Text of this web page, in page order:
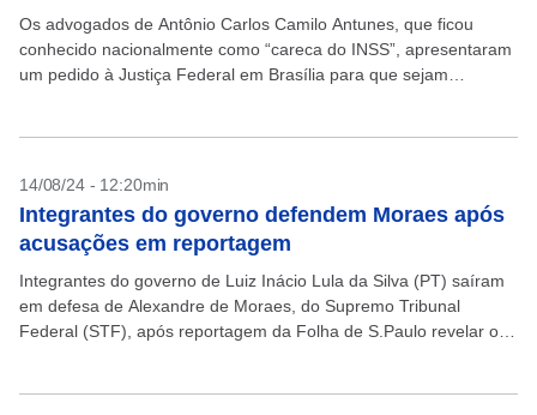
Os advogados de Antônio Carlos Camilo Antunes, que ficou
conhecido nacionalmente como “careca do INSS”, apresentaram
um pedido à Justiça Federal em Brasília para que sejam
14/08/24 - 12:20min
Integrantes do governo defendem Moraes após
acusações em reportagem
Integrantes do governo de Luiz Inácio Lula da Silva (PT) saíram
em defesa de Alexandre de Moraes, do Supremo Tribunal
Federal (STF), após reportagem da Folha de S.Paulo revelar o